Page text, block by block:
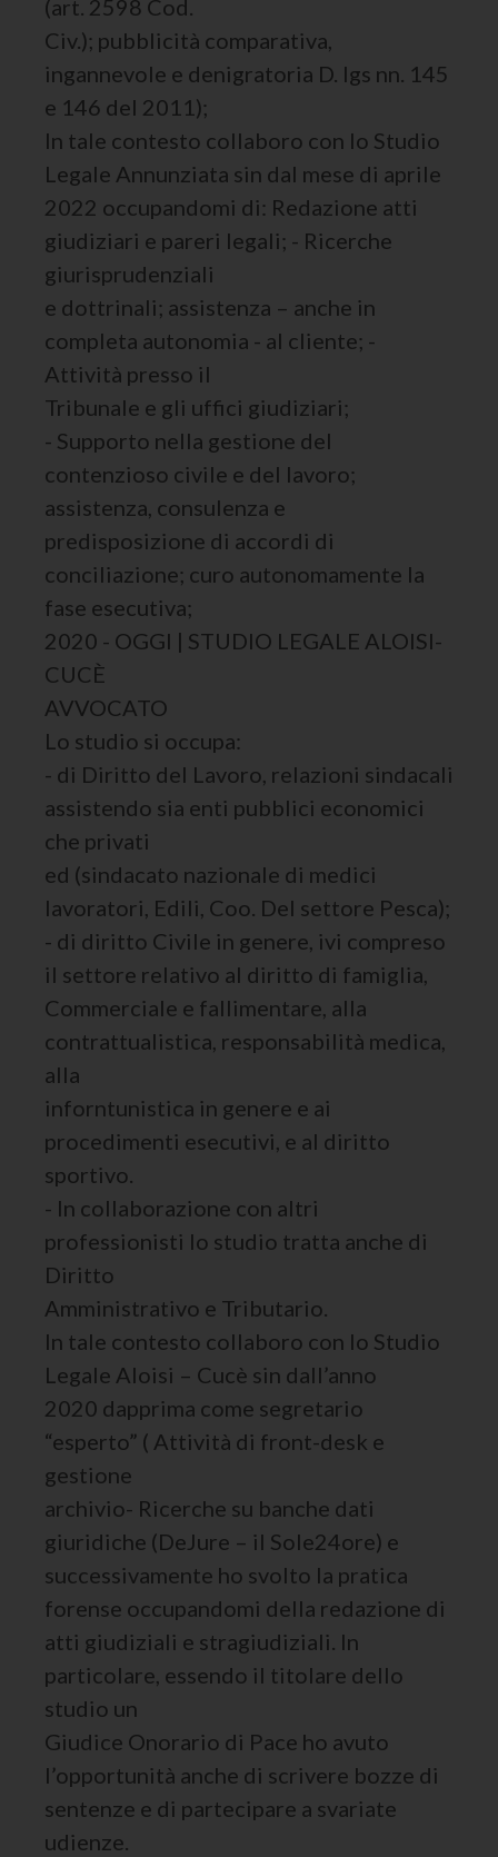
(art. 2598 Cod.
Civ.); pubblicità comparativa,
ingannevole e denigratoria D. lgs nn. 145
e 146 del 2011);
In tale contesto collaboro con lo Studio
Legale Annunziata sin dal mese di aprile
2022 occupandomi di: Redazione atti
giudiziari e pareri legali; - Ricerche
giurisprudenziali
e dottrinali; assistenza – anche in
completa autonomia - al cliente; -
Attività presso il
Tribunale e gli uffici giudiziari;
- Supporto nella gestione del
contenzioso civile e del lavoro;
assistenza, consulenza e
predisposizione di accordi di
conciliazione; curo autonomamente la
fase esecutiva;
2020 - OGGI | STUDIO LEGALE ALOISI-
CUCÈ
AVVOCATO
Lo studio si occupa:
- di Diritto del Lavoro, relazioni sindacali
assistendo sia enti pubblici economici
che privati
ed (sindacato nazionale di medici
lavoratori, Edili, Coo. Del settore Pesca);
- di diritto Civile in genere, ivi compreso
il settore relativo al diritto di famiglia,
Commerciale e fallimentare, alla
contrattualistica, responsabilità medica,
alla
inforntunistica in genere e ai
procedimenti esecutivi, e al diritto
sportivo.
- In collaborazione con altri
professionisti lo studio tratta anche di
Diritto
Amministrativo e Tributario.
In tale contesto collaboro con lo Studio
Legale Aloisi – Cucè sin dall’anno
2020 dapprima come segretario
“esperto” ( Attività di front-desk e
gestione
archivio- Ricerche su banche dati
giuridiche (DeJure – il Sole24ore) e
successivamente ho svolto la pratica
forense occupandomi della redazione di
atti giudiziali e stragiudiziali. In
particolare, essendo il titolare dello
studio un
Giudice Onorario di Pace ho avuto
l’opportunità anche di scrivere bozze di
sentenze e di partecipare a svariate
udienze.